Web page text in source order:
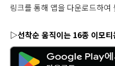
링크를 통해 앱을 다운로드하여
▷선착순 움직이는 16종 이모티